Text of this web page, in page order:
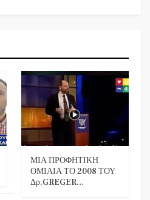
ΜΙΑ ΠΡΟΦΗΤΙΚΗ
ΟΜΙΛΙΑ ΤΟ 2008 ΤΟΥ
Δρ.GREGER…